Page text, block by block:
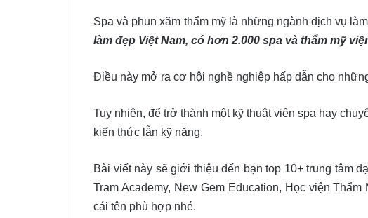
Spa và phun xăm thẩm mỹ là những ngành dịch vụ
làm đẹp Việt Nam, có hơn 2.000 spa và thẩm mỹ
Điều này mở ra cơ hội nghề nghiệp hấp dẫn cho
Tuy nhiên, để trở thành một kỹ thuật viên spa hay
kiến thức lẫn kỹ năng.
Bài viết này sẽ giới thiệu đến bạn top 10+ trung tâm
Tram Academy, New Gem Education, Học viện
cái tên phù hợp nhé.